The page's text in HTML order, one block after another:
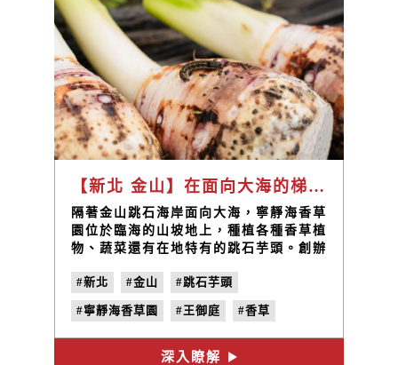
【新北 金山】在面向大海的梯田裡 復育金山跳石芋頭的美好滋味 / 寧靜海香草園 王御庭
隔著金山跳石海岸面向大海，寧靜海香草
園位於臨海的山坡地上，種植各種香草植
物、蔬菜還有在地特有的跳石芋頭。創辦
點，毅然決然轉行投入療癒人心的香草產
業，雖然原本對農業一竅不通，但是透過
不斷的學習與實作、與農友交流互動，累
積出屬於自己的心得與經驗，除了運用各
種香草開發多元產品，更延伸發展食農體
#新北 #金山 #跳石芋頭
#寧靜海香草園 #王御庭 #香草
#地味誌 #鮮味之秋 #農民力 #vol.4
深入瞭解